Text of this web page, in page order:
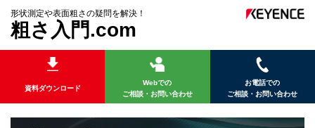
形状測定や表面粗さの疑問を解決！
粗さ入門.com
資料ダウンロード
Webでの
ご相談・お問い合わせ
お電話での
ご相談・お問い合わせ